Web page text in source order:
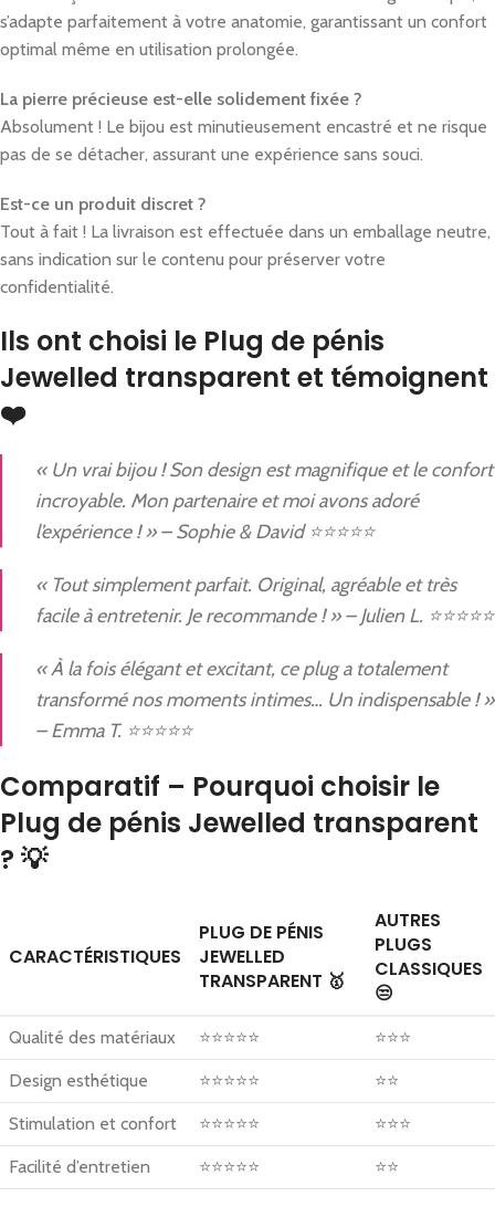
s’adapte parfaitement à votre anatomie, garantissant un confort
optimal même en utilisation prolongée.
La pierre précieuse est-elle solidement fixée ?
Absolument ! Le bijou est minutieusement encastré et ne risque
pas de se détacher, assurant une expérience sans souci.
Est-ce un produit discret ?
Tout à fait ! La livraison est effectuée dans un emballage neutre,
sans indication sur le contenu pour préserver votre
confidentialité.
Ils ont choisi le Plug de pénis
Jewelled transparent et témoignent
❤️
« Un vrai bijou ! Son design est magnifique et le confort
incroyable. Mon partenaire et moi avons adoré
l’expérience ! » – Sophie & David ⭐⭐⭐⭐⭐
« Tout simplement parfait. Original, agréable et très
facile à entretenir. Je recommande ! » – Julien L. ⭐⭐⭐⭐⭐
« À la fois élégant et excitant, ce plug a totalement
transformé nos moments intimes… Un indispensable ! »
– Emma T. ⭐⭐⭐⭐⭐
Comparatif – Pourquoi choisir le
Plug de pénis Jewelled transparent
? 💡
CARACTÉRISTIQUES
PLUG DE PÉNIS
JEWELLED
TRANSPARENT 🥇
AUTRES
PLUGS
CLASSIQUES
😒
Qualité des matériaux ⭐⭐⭐⭐⭐ ⭐⭐⭐
Design esthétique ⭐⭐⭐⭐⭐ ⭐⭐
Stimulation et confort ⭐⭐⭐⭐⭐ ⭐⭐⭐
Facilité d’entretien ⭐⭐⭐⭐⭐ ⭐⭐